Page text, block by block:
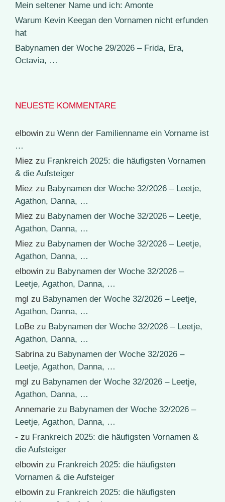
Mein seltener Name und ich: Amonte
Warum Kevin Keegan den Vornamen nicht erfunden
hat
Babynamen der Woche 29/2026 – Frida, Era,
Octavia, …
NEUESTE KOMMENTARE
elbowin zu Wenn der Familienname ein Vorname ist
…
Miez zu Frankreich 2025: die häufigsten Vornamen
& die Aufsteiger
Miez zu Babynamen der Woche 32/2026 – Leetje,
Agathon, Danna, …
Miez zu Babynamen der Woche 32/2026 – Leetje,
Agathon, Danna, …
Miez zu Babynamen der Woche 32/2026 – Leetje,
Agathon, Danna, …
elbowin zu Babynamen der Woche 32/2026 –
Leetje, Agathon, Danna, …
mgl zu Babynamen der Woche 32/2026 – Leetje,
Agathon, Danna, …
LoBe zu Babynamen der Woche 32/2026 – Leetje,
Agathon, Danna, …
Sabrinazu Babynamen der Woche 32/2026 –
Leetje, Agathon, Danna, …
mgl zu Babynamen der Woche 32/2026 – Leetje,
Agathon, Danna, …
Annemarie zu Babynamen der Woche 32/2026 –
Leetje, Agathon, Danna, …
- zu Frankreich 2025: die häufigsten Vornamen &
die Aufsteiger
elbowin zu Frankreich 2025: die häufigsten
Vornamen & die Aufsteiger
elbowin zu Frankreich 2025: die häufigsten